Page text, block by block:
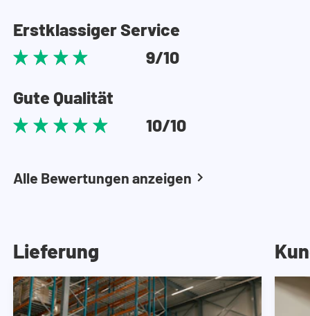
Erstklassiger Service
9/10
Gute Qualität
10/10
Alle Bewertungen anzeigen
Lieferung